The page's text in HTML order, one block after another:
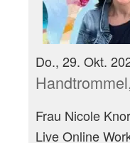
Do., 29. Okt.
Frau Nicole
Live Online